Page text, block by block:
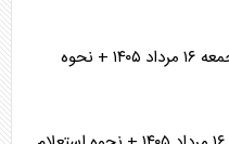
جدول قطعی برق استان البرز فردا جمعه ۱۶ مرداد ۱۴۰۵ + نحوه